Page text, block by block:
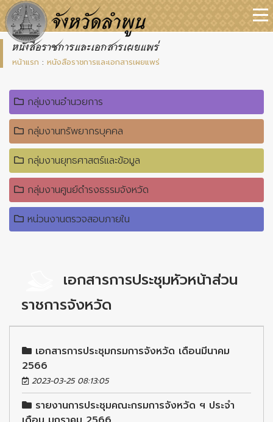
หนังสือราชการและเอกสารเผยแพร่
หน้าแรก : หนังสือราชการและเอกสารเผยแพร่
กลุ่มงานอำนวยการ
กลุ่มงานทรัพยากรบุคคล
กลุ่มงานยุทธศาสตร์และข้อมูล
กลุ่มงานศูนย์ดำรงธรรมจังหวัด
หน่วนงานตรวจสอบภายใน
เอกสารการประชุมหัวหน้าส่วน
ราชการจังหวัด
เอกสารการประชุมกรมการจังหวัด เดือนมีนาคม
2566
2023-03-25 08:13:05
รายงานการประชุมคณะกรมการจังหวัด ฯ ประจำ